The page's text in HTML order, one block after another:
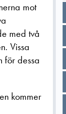
mot
med två
Vissa
för dessa
kommer